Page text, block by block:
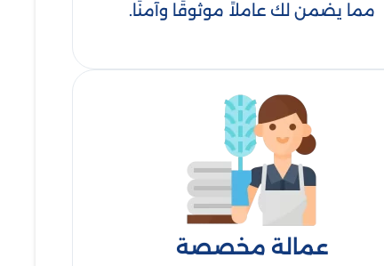
مما يضمن لك عاملاً موثوقًا وآمنًا.
عمالة مخصصة